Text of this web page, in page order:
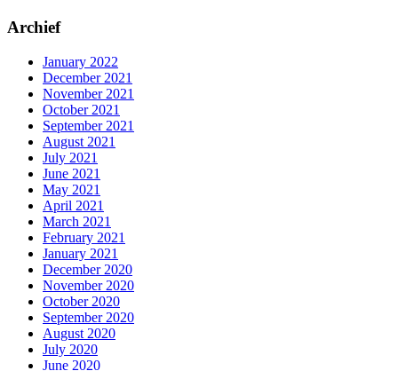
Archief
January 2022
December 2021
November 2021
October 2021
September 2021
August 2021
July 2021
June 2021
May 2021
April 2021
March 2021
February 2021
January 2021
December 2020
November 2020
October 2020
September 2020
August 2020
July 2020
June 2020